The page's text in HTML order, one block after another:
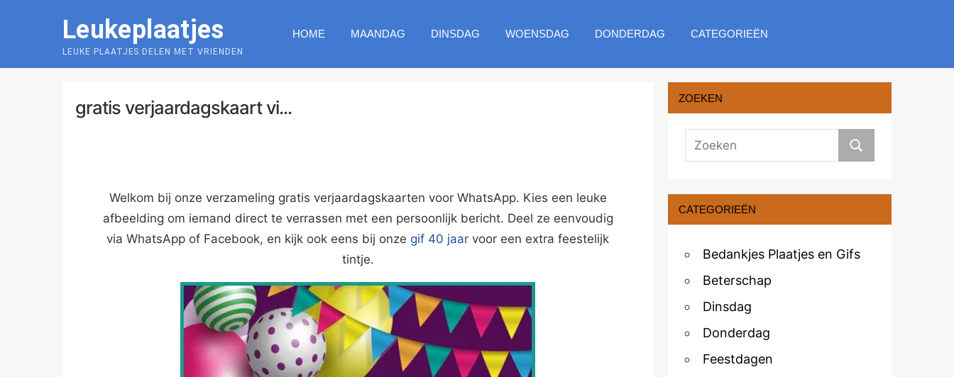
Leukeplaatjes
LEUKE PLAATJES DELEN MET VRIENDEN
HOME MAANDAG DINSDAG WOENSDAG DONDERDAG CATEGORIEËN
gratis verjaardagskaart vi...
Welkom bij onze verzameling gratis verjaardagskaarten voor WhatsApp. Kies een leuke
afbeelding om iemand direct te verrassen met een persoonlijk bericht. Deel ze eenvoudig
via WhatsApp of Facebook, en kijk ook eens bij onze gif 40 jaar voor een extra feestelijk
tintje.
ZOEKEN
CATEGORIEËN
Bedankjes Plaatjes en Gifs
Beterschap
Dinsdag
Donderdag
Feestdagen